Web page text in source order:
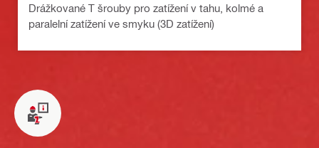
Drážkované T šrouby pro zatížení v tahu, kolmé a
paralelní zatížení ve smyku (3D zatížení)